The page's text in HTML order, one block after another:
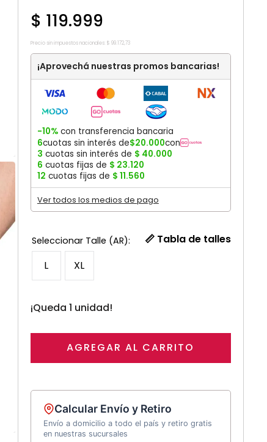
$ 119.999
Precio sin impuestos nacionales: $ 99.172,73
¡Aprovechá nuestras promos bancarias!
-10%con transferencia bancaria
6cuotas sin interés de$20.000con
3 cuotas sin interés de $ 40.000
6 cuotas fijas de $ 23.120
12 cuotas fijas de $ 11.560
Ver todos los medios de pago
L XL
📏 Tabla de talles
¡Queda 1 unidad!
AGREGAR AL CARRITO
Calcular Envío y Retiro
Envío a domicilio a todo el país y retiro gratis
en nuestras sucursales